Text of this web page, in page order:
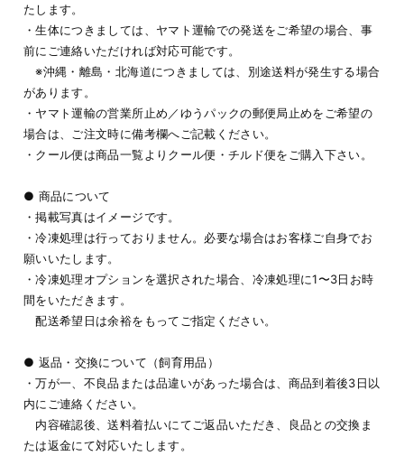
たします。
・生体につきましては、ヤマト運輸での発送をご希望の場合、事
前にご連絡いただければ対応可能です。
※沖縄・離島・北海道につきましては、別途送料が発生する場合
があります。
・ヤマト運輸の営業所止め／ゆうパックの郵便局止めをご希望の
場合は、ご注文時に備考欄へご記載ください。
・クール便は商品一覧よりクール便・チルド便をご購入下さい。
● 商品について
・掲載写真はイメージです。
・冷凍処理は行っておりません。必要な場合はお客様ご自身でお
願いいたします。
・冷凍処理オプションを選択された場合、冷凍処理に1〜3日お時
間をいただきます。
配送希望日は余裕をもってご指定ください。
● 返品・交換について（飼育用品）
・万が一、不良品または品違いがあった場合は、商品到着後3日以
内にご連絡ください。
内容確認後、送料着払いにてご返品いただき、良品との交換ま
たは返金にて対応いたします。